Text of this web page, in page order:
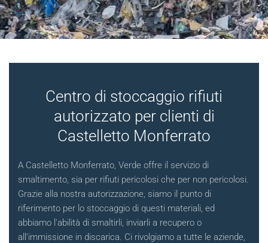
Centro di stoccaggio rifiuti
autorizzato per clienti di
Castelletto Monferrato
A Castelletto Monferrato, Verde offre il servizio di
smaltimento, sia per rifiuti pericolosi che per non pericolosi.
Grazie alla nostra autorizzazione, siamo il punto di
riferimento per lo stoccaggio di questi materiali, ed
abbiamo l'abilità di smaltirli, inviarli a recupero o
all'immissione in discarica. Ci rivolgiamo a tutte le aziende,